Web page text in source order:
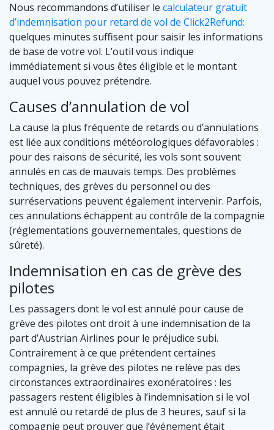
Nous recommandons d’utiliser le calculateur gratuit
d’indemnisation pour retard de vol de Click2Refund:
quelques minutes suffisent pour saisir les informations
de base de votre vol. L’outil vous indique
immédiatement si vous êtes éligible et le montant
auquel vous pouvez prétendre.
Causes d’annulation de vol
La cause la plus fréquente de retards ou d’annulations
est liée aux conditions météorologiques défavorables :
pour des raisons de sécurité, les vols sont souvent
annulés en cas de mauvais temps. Des problèmes
techniques, des grèves du personnel ou des
surréservations peuvent également intervenir. Parfois,
ces annulations échappent au contrôle de la compagnie
(réglementations gouvernementales, questions de
sûreté).
Indemnisation en cas de grève des
pilotes
Les passagers dont le vol est annulé pour cause de
grève des pilotes ont droit à une indemnisation de la
part d’Austrian Airlines pour le préjudice subi.
Contrairement à ce que prétendent certaines
compagnies, la grève des pilotes ne relève pas des
circonstances extraordinaires exonératoires : les
passagers restent éligibles à l’indemnisation si le vol
est annulé ou retardé de plus de 3 heures, sauf si la
compagnie peut prouver que l’événement était